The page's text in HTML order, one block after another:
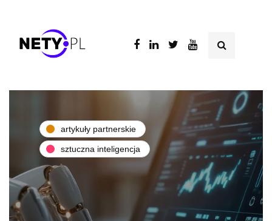
artykuły partnerskie
sztuczna inteligencja